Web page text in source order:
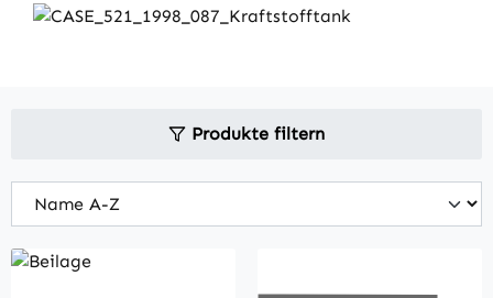
Produkte filtern